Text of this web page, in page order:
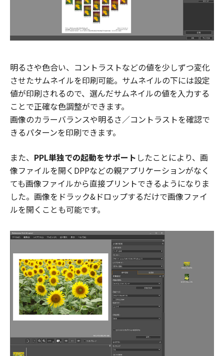
明るさや色合い、コントラストなどの値を少しずつ変化
させたサムネイルを印刷可能。サムネイルの下には設定
値が印刷されるので、選んだサムネイルの値を入力する
ことで正確な色調整ができます。
画像のカラーバランスや明るさ／コントラストを確認で
きるパターンを印刷できます。
また、 PPL単独での起動をサポート したことにより、画
像ファイルを開くDPPなどの親アプリケーションがなく
ても画像ファイルから直接プリントできるようになりま
した。画像をドラック&ドロップするだけで画像ファイ
ルを開くことも可能です。